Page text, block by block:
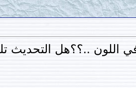
التحديث تلقائي..؟؟